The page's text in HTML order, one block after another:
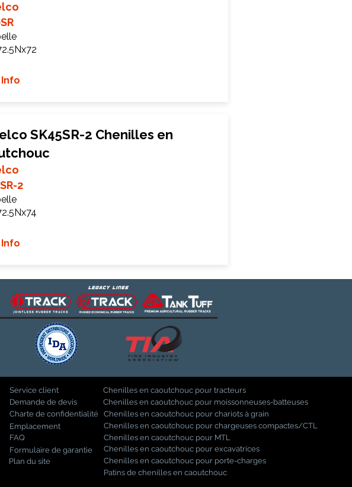
SK45SR-2 Chenilles en
2
Service client
Demande de devis
Charte de confidentialité
Emplacement
FAQ
Formulaire de garantie
Plan du site
Chenilles en caoutchouc pour tracteurs
Chenilles en caoutchouc pour moissonneuses-batteuses
Chenilles en caoutchouc pour chariots à grain
Chenilles en caoutchouc pour chargeuses compactes/CTL
Chenilles en caoutchouc pour MTL
Chenilles en caoutchouc pour excavatrices
Chenilles en caoutchouc pour porte-charges
Patins de chenilles en caoutchouc